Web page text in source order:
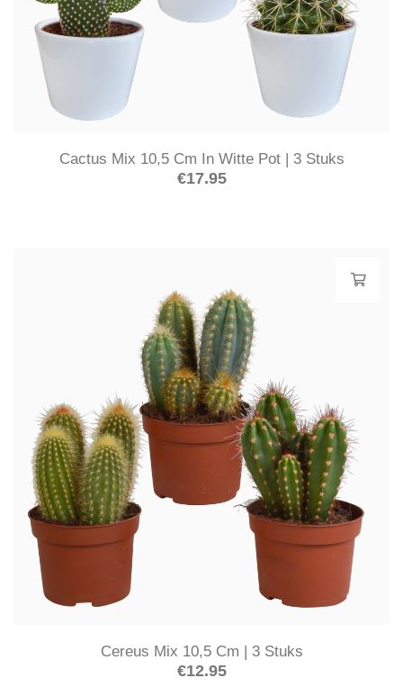
Cactus Mix 10,5 Cm In Witte Pot | 3 Stuks
€17.95
Cereus Mix 10,5 Cm | 3 Stuks
€12.95